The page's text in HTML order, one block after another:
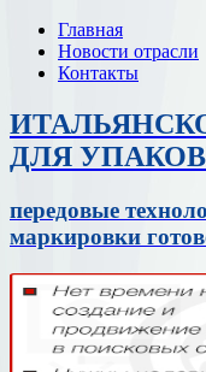
Главная
Новости отрасли
Контакты
ДЛЯ
передовые
маркировки